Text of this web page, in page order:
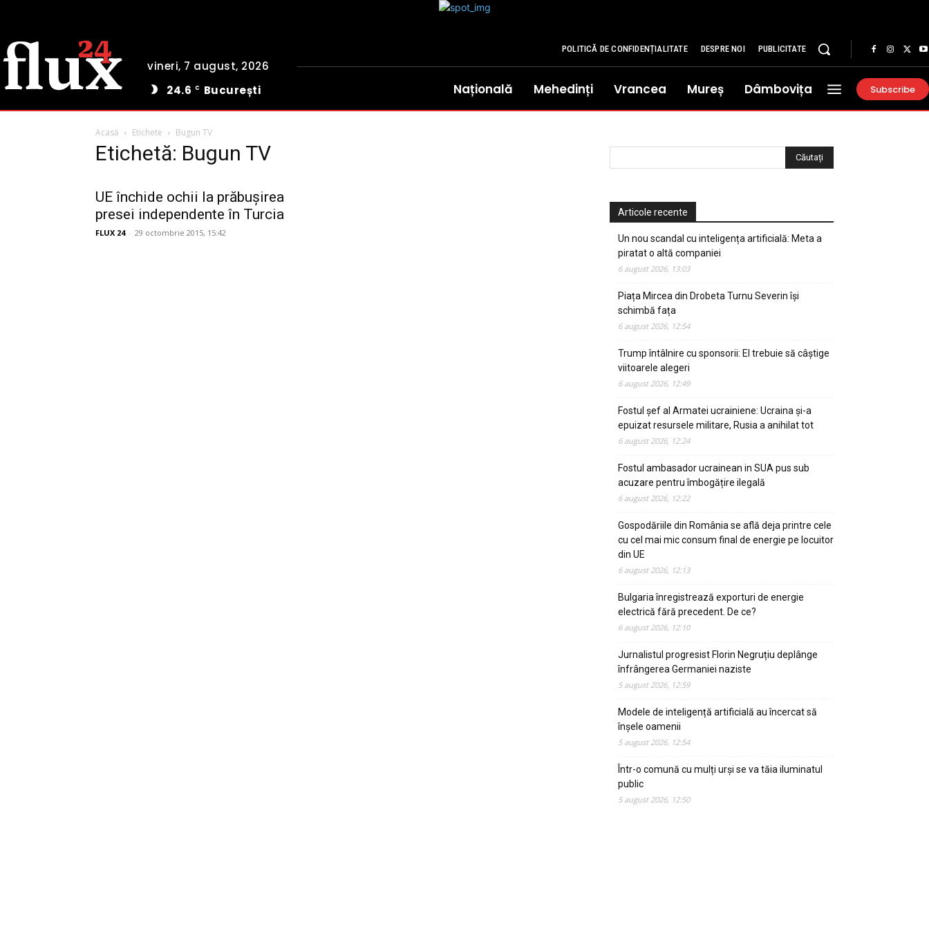
vineri, 7 august, 2026
24.6 C București
POLITICĂ DE CONFIDENȚIALITATE DESPRE NOI PUBLICITATE
Națională Mehedinți Vrancea Mureș Dâmbovița Subscribe
Acasă Etichete Bugun TV
Etichetă: Bugun TV
UE închide ochii la prăbușirea
presei independente în Turcia
FLUX 24 - 29 octombrie 2015, 15:42
Articole recente
Un nou scandal cu inteligența artificială: Meta a
piratat o altă companiei
6 august 2026, 13:03
Piața Mircea din Drobeta Turnu Severin își
schimbă fața
6 august 2026, 12:54
Trump întâlnire cu sponsorii: El trebuie să câștige
viitoarele alegeri
6 august 2026, 12:49
Fostul șef al Armatei ucrainiene: Ucraina și-a
epuizat resursele militare, Rusia a anihilat tot
6 august 2026, 12:24
Fostul ambasador ucrainean in SUA pus sub
acuzare pentru îmbogățire ilegală
6 august 2026, 12:22
Gospodăriile din România se află deja printre cele
cu cel mai mic consum final de energie pe locuitor
din UE
6 august 2026, 12:13
Bulgaria înregistrează exporturi de energie
electrică fără precedent. De ce?
6 august 2026, 12:10
Jurnalistul progresist Florin Negruțiu deplânge
înfrângerea Germaniei naziste
5 august 2026, 12:59
Modele de inteligență artificială au încercat să
înșele oamenii
5 august 2026, 12:54
Într-o comună cu mulți urși se va tăia iluminatul
public
5 august 2026, 12:50